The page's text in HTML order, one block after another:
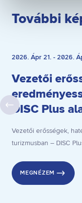
visszavonás előtti
További
2026. Ápr 21. - 2026.
Vezetői
DISC Plus
Vezetői erősségek,
turizmusban – DISC
MEGNÉZEM